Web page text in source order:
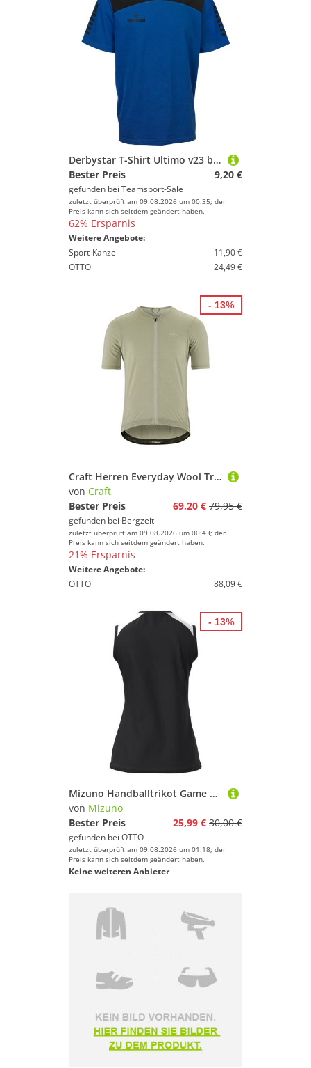
Derbystar T-Shirt Ultimo v23 blau schwarz 140
Bester Preis
9,20 €
gefunden bei Teamsport-Sale
zuletzt überprüft am 09.08.2026 um 00:35; der
Preis kann sich seitdem geändert haben.
62% Ersparnis
Weitere Angebote:
Sport-Kanze
11,90 €
OTTO
24,49 €
Craft Herren Everyday Wool Trikot
von Craft
Bester Preis
69,20 € 79,95 €
gefunden bei Bergzeit
zuletzt überprüft am 09.08.2026 um 00:43; der
Preis kann sich seitdem geändert haben.
21% Ersparnis
Weitere Angebote:
OTTO
88,09 €
- 13%
Mizuno Handballtrikot Game Sleeveless Shirt Meisaigara W
von Mizuno
Bester Preis
25,99 € 30,00 €
gefunden bei OTTO
zuletzt überprüft am 09.08.2026 um 01:18; der
Preis kann sich seitdem geändert haben.
Keine weiteren Anbieter
- 13%